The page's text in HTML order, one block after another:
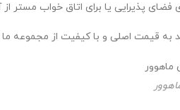
پذیرایی یا برای اتاق خواب مستر
اصلی و با کیفیت از مجموعه ما